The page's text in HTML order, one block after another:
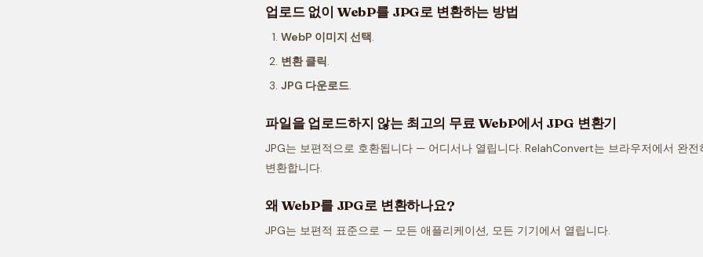
업로드 없이 WebP를 JPG로 변환하는 방법
WebP 이미지 선택.
변환 클릭.
JPG 다운로드.
파일을 업로드하지 않는 최고의 무료 WebP에서 JPG 변환기
JPG는 보편적으로 호환됩니다 — 어디서나 열립니다. RelahConvert는 브라우저에서 완전
변환합니다.
왜 WebP를 JPG로 변환하나요?
JPG는 보편적 표준으로 — 모든 애플리케이션, 모든 기기에서 열립니다.